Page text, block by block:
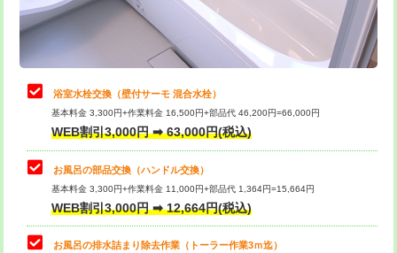
止水・漏水調査・防水処理・清掃・修
理・調整・分解・加工など（軽作業）
止水・漏水調査・防水処理・清掃・修
理・調整・分解・加工など（中作業）
22,000円
止水・漏水調査・防水処理・清掃・修
理・調整・分解・加工など（重作業）
33,000円
トイレタンク脱着
トイレ便器脱着
タンクレストイレ脱着 33,000円
浴室水栓交換（壁付サーモ 混合水栓）
基本料金 3,300円+作業料金 16,500円+部品代 46,200円=66,000円
WEB割引3,000円 ➡ 63,000円(税込)
お風呂の部品交換（ハンドル交換）
基本料金 3,300円+作業料金 11,000円+部品代 1,364円=15,664円
WEB割引3,000円 ➡ 12,664円(税込)
お風呂の排水詰まり除去作業（トーラー作業3ｍ迄）